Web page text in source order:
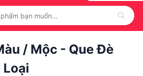
/ Mộc - Que Đè